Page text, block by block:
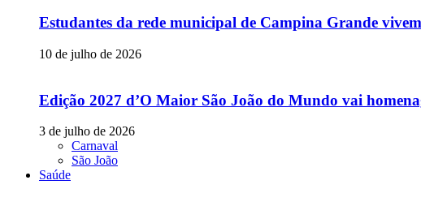
Estudantes da rede municipal de Campina Grande
10 de julho de 2026
Edição 2027 d’O Maior São João do Mundo vai
3 de julho de 2026
Carnaval
São João
Saúde